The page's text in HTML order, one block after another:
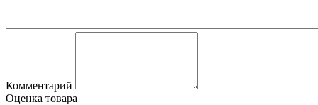
Комментарий
Оценка товара